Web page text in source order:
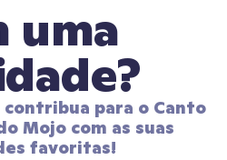
uma
para o Canto
Mojo com as suas
favoritas!